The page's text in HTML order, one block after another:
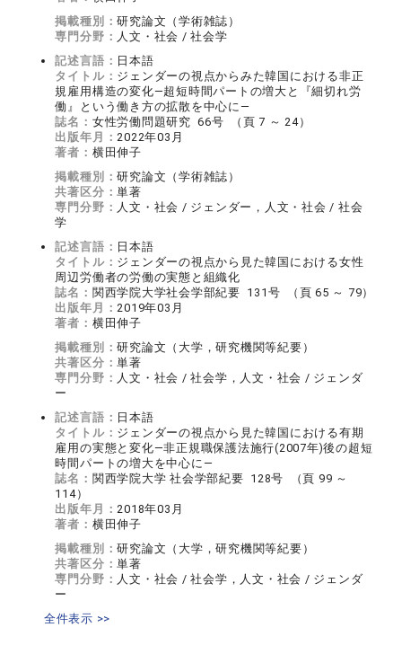
掲載種別：研究論文（学術雑誌）
専門分野： 人文・社会 / 社会学
記述言語： 日本語
タイトル： ジェンダーの視点からみた韓国における非正
規雇用構造の変化―超短時間パートの増大と『細切れ労
働』という働き方の拡散を中心に―
誌名： 女性労働問題研究 66号 （頁 7 ～ 24）
出版年月： 2022年03月
著者： 横田伸子
掲載種別：研究論文（学術雑誌）
共著区分：単著
専門分野： 人文・社会 / ジェンダー，人文・社会 / 社会
学
記述言語： 日本語
タイトル： ジェンダーの視点から見た韓国における女性
周辺労働者の労働の実態と組織化
誌名： 関西学院大学社会学部紀要 131号 （頁 65 ～ 79）
出版年月： 2019年03月
著者： 横田伸子
掲載種別：研究論文（大学，研究機関等紀要）
共著区分：単著
専門分野： 人文・社会 / 社会学，人文・社会 / ジェンダ
ー
記述言語： 日本語
タイトル： ジェンダーの視点から見た韓国における有期
雇用の実態と変化―非正規職保護法施行(2007年)後の超短
時間パートの増大を中心に―
誌名： 関西学院大学 社会学部紀要 128号 （頁 99 ～
114）
出版年月： 2018年03月
著者： 横田伸子
掲載種別：研究論文（大学，研究機関等紀要）
共著区分：単著
専門分野： 人文・社会 / 社会学，人文・社会 / ジェンダ
ー
全件表示 >>